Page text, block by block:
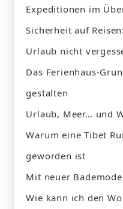
Expeditionen im
Sicherheit auf
Urlaub nicht
Das Ferienhaus-
gestalten
Urlaub, Meer… und
Warum eine Tibet
geworden ist
Mit neuer
Wie kann ich den